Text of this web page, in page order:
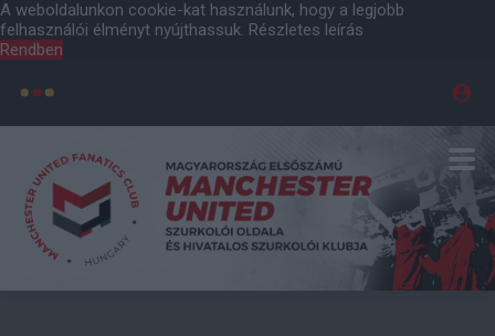
A weboldalunkon cookie-kat használunk, hogy a legjobb
felhasználói élményt nyújthassuk. Részletes leírás
Rendben